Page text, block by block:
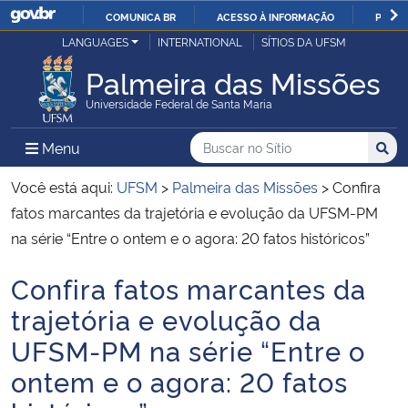
IR
O
COMUNICA BR ACESSO À INFORMAÇÃO
Ministério da Justiça e Segurança Pública
Ministério da Defesa
Ministério das Relações Exteriores
Ministério da Economia
Ministério da Infraestrutura
Ministério da Agricultura, Pecuária e Abastecimento
Ministério da Educação
LANGUAGES INTERNATIONAL SÍTIOS DA UFSM
Palmeira das Missões
Universidade Federal de Santa Maria
Menu Menu Principal do Sítio
Busca
Buscar no no Sítio
Busca:
Você está aqui: UFSM > Palmeira das Missões >Confira
fatos marcantes da trajetória e evolução da UFSM-PM
na série “Entre o ontem e o agora: 20 fatos históricos”
Início do conteúdo
Confira fatos marcantes da
trajetória e evolução da
UFSM-PM na série “Entre o
ontem e o agora: 20 fatos